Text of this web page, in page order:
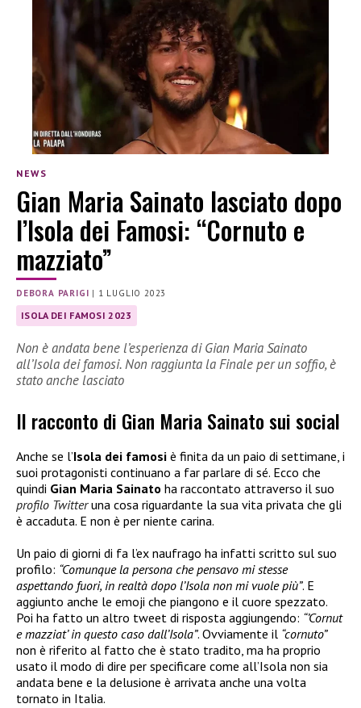
NEWS
Gian Maria Sainato lasciato dopo
l’Isola dei Famosi: “Cornuto e
mazziato”
DEBORA PARIGI | 1 LUGLIO 2023
ISOLA DEI FAMOSI 2023
Non è andata bene l’esperienza di Gian Maria Sainato
all’Isola dei famosi. Non raggiunta la Finale per un soffio, è
stato anche lasciato
Il racconto di Gian Maria Sainato sui social
Anche se l’Isola dei famosi è finita da un paio di settimane, i
suoi protagonisti continuano a far parlare di sé. Ecco che
quindi Gian Maria Sainato ha raccontato attraverso il suo
profilo Twitteruna cosa riguardante la sua vita privata che gli
è accaduta. E non è per niente carina.
Un paio di giorni di fa l’ex naufrago ha infatti scritto sul suo
profilo: “Comunque la persona che pensavo mi stesse
aspettando fuori, in realtà dopo l’Isola non mi vuole più”. E
aggiunto anche le emoji che piangono e il cuore spezzato.
Poi ha fatto un altro tweet di risposta aggiungendo: “’Cornut
e mazziat’ in questo caso dall’Isola”. Ovviamente il “cornuto”
non è riferito al fatto che è stato tradito, ma ha proprio
usato il modo di dire per specificare come all’Isola non sia
andata bene e la delusione è arrivata anche una volta
tornato in Italia.